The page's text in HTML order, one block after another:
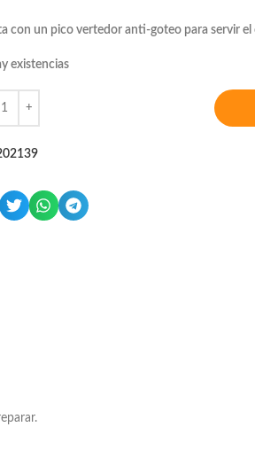
con un pico vertedor anti-goteo para servir
existencias